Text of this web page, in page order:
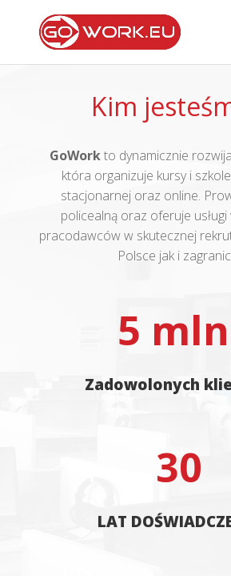
Kim
GoWorkto dynamicznie
która organizuje kursy i
stacjonarnej oraz online.
policealną oraz oferuje
pracodawców w skutecznej
Polsce jak i
5
Zadowolonych
30
LAT